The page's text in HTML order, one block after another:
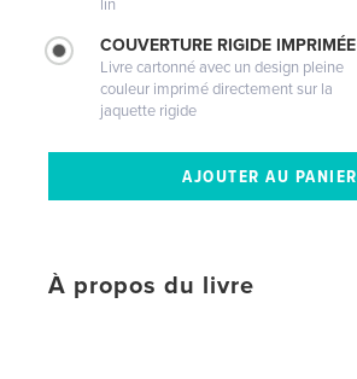
lin
COUVERTURE RIGIDE IMPRIMÉE
Livre cartonné avec un design pleine
couleur imprimé directement sur la
jaquette rigide
À propos du livre